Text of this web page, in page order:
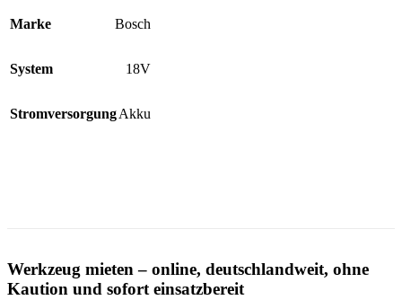
Marke Bosch
System 18V
StromversorgungAkku
Werkzeug mieten – online, deutschlandweit, ohne
Kaution und sofort einsatzbereit